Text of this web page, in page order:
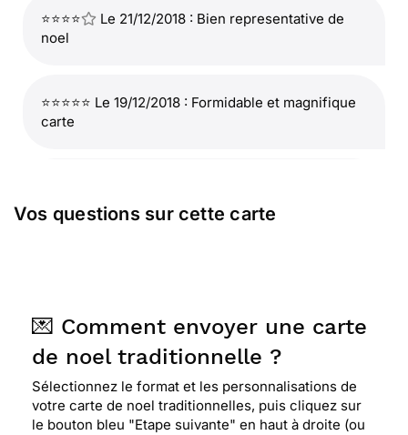
⭐⭐⭐⭐
Le 21/12/2018 : Bien representative de
noel
⭐⭐⭐⭐⭐ Le 19/12/2018 : Formidable et magnifique
carte
J'ai oublié. ça sera pour la prochaine fois.
⭐⭐⭐⭐
Le 14/12/2015 : C'est une belle carte de
noel
Vos questions sur cette carte
💌 Comment envoyer une carte
de noel traditionnelle ?
Sélectionnez le format et les personnalisations de
votre carte de noel traditionnelles, puis cliquez sur
le bouton bleu "Etape suivante" en haut à droite (ou